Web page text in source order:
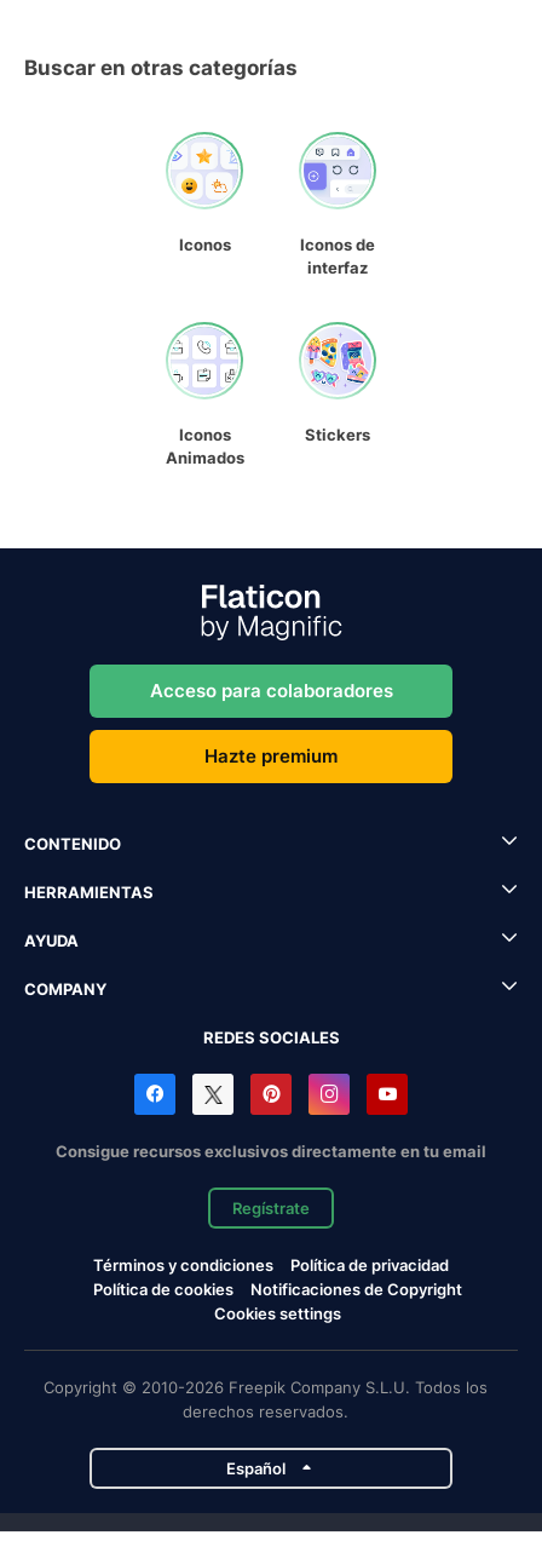
Buscar en otras categorías
Iconos
Iconos de
interfaz
Iconos
Animados
Stickers
Acceso para colaboradores
Hazte premium
CONTENIDO
HERRAMIENTAS
AYUDA
COMPANY
REDES SOCIALES
Consigue recursos exclusivos directamente en tu email
Regístrate
Términos y condiciones
Política de privacidad
Política de cookies
Notificaciones de Copyright
Cookies settings
Copyright © 2010-2026 Freepik Company S.L.U. Todos los
derechos reservados.
Español